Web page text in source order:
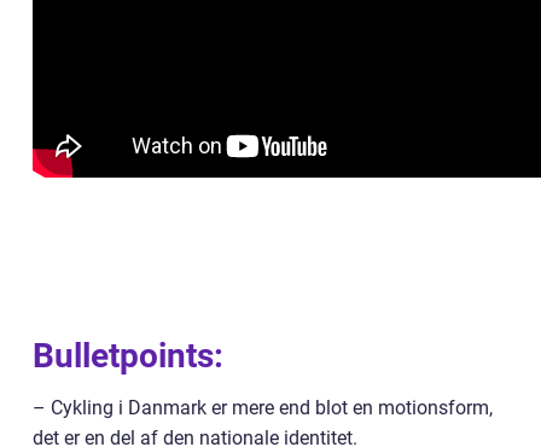
Bulletpoints:
– Cykling i Danmark er mere end blot en motionsform,
det er en del af den nationale identitet.